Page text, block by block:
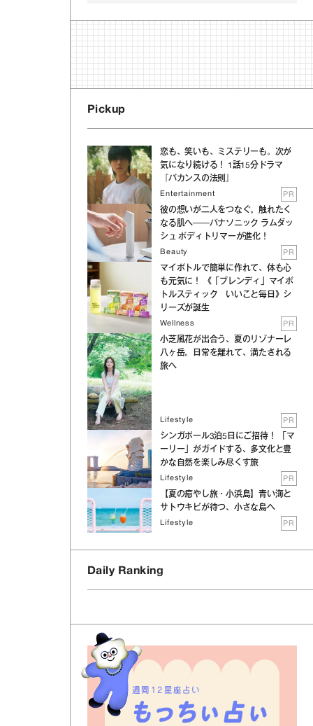
Pickup
恋も、笑いも、ミステリーも。次が
気になり続ける！ 1話15分ドラマ
『バカンスの法則』
Entertainment PR
彼の想いが二人をつなぐ。触れたく
なる肌へ──パナソニック ラムダッ
シュ ボディトリマーが進化！
Beauty PR
マイボトルで簡単に作れて、体も心
も元気に！ 《「ブレンディ」マイボ
トルスティック いいこと毎日》シ
リーズが誕生
Wellness PR
小芝風花が出合う、夏のリゾナーレ
八ヶ岳。日常を離れて、満たされる
旅へ
Lifestyle PR
シンガポール3泊5日にご招待！ 「マ
ーリー」がガイドする、多文化と豊
かな自然を楽しみ尽くす旅
Lifestyle PR
【夏の癒やし旅・小浜島】青い海と
サトウキビが待つ、小さな島へ
Lifestyle PR
Daily Ranking
週間12星座占い